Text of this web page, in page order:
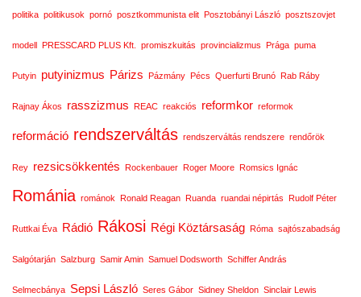
politika politikusok pornó posztkommunista elit Posztobányi László posztszovjet
modell PRESSCARD PLUS Kft. promiszkuitás provincializmus Prága puma
Putyin putyinizmus Párizs Pázmány Pécs Querfurti Brunó Rab Ráby
Rajnay Ákos rasszizmus REAC reakciós reformkor reformok
reformáció rendszerváltás rendszerváltás rendszere rendőrök
Rey rezsicsökkentés Rockenbauer Roger Moore Romsics Ignác
Románia románok Ronald Reagan Ruanda ruandai népirtás Rudolf Péter
Ruttkai Éva Rádió Rákosi Régi Köztársaság Róma sajtószabadság
Salgótarján Salzburg Samir Amin Samuel Dodsworth Schiffer András
Selmecbánya Sepsi László Seres Gábor Sidney Sheldon Sinclair Lewis